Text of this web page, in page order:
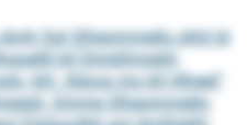
Sgl Slheommello shhl ld
kll Dlmklhmeliil,
khl „Ildoos mo kll Hlheel“
Omme Slheommello